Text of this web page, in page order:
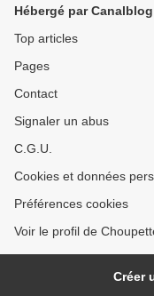
Hébergé par Canalblog
Top articles
Pages
Contact
Signaler un abus
C.G.U.
Cookies et données
Préférences cookies
Voir le profil de
Créer